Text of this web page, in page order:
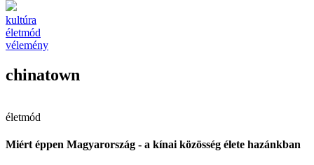
kultúra
életmód
vélemény
chinatown
életmód
Miért éppen Magyarország - a kínai közösség élete hazánkban